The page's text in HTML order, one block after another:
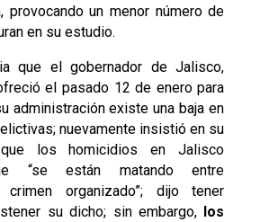
provocando un menor número de
en su estudio.
que el gobernador de Jalisco,
el pasado 12 de enero para
administración existe una baja en
nuevamente insistió en su
los homicidios en Jalisco
“se están matando entre
organizado”; dijo tener
su dicho; sin embargo,
los